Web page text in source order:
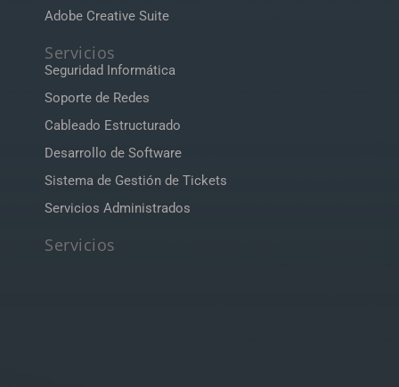
Adobe Creative Suite
Servicios
Seguridad Informática
Soporte de Redes
Cableado Estructurado
Desarrollo de Software
Sistema de Gestión de Tickets
Servicios Administrados
Servicios